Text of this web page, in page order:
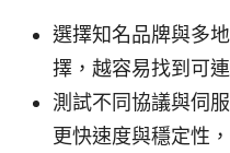
選擇知名品牌與多
擇，越容易找到可
測試不同協議與伺
更快速度與穩定性